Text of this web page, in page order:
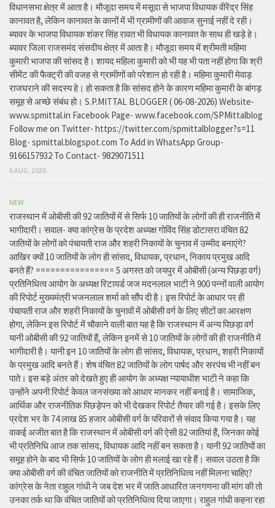
विधानसभा क्षेत्र में आता है। मौजूदा समय में मसूदा से भाजपा विधायक वीरेंद्र सिंह
कानावत है, लेकिन कानावत के कानों में भी ग्रामीणों की आवाज सुनाई नहीं दे रही।
ब्यावर के भाजपा विधायक शंकर सिंह रावत भी विधायक कानावत के साथ ही खड़े हे।
ब्यावर जिला राजसमंद संसदीय क्षेत्र में आता है। मौजूदा समय में श्रीमती महिमा
कुमारी भाजपा की सांसद है। शायद महिला कुमारी को भी यह भी पता नहीं होगा कि श्री
सीमेंट की फैक्ट्री की वजह से ग्रामीणों को परेशान हो रही है। महिमा कुमारी मेवाड़
राजघराने की सदस्य हे। हो सकता है कि सांसद होने के कारण महिमा कुमारी के बांगड़
समूह से अच्छे संबंध हो। S.P.MITTAL BLOGGER ( 06-08-2026) Website-
www.spmittal.in Facebook Page- www.facebook.com/SPMittalblog
Follow me on Twitter- https://twitter.com/spmittalblogger?s=11
Blog- spmittal.blogspot.com To Add in WhatsApp Group-
9166157932 To Contact- 9829071511
6 AUG, 2026
NEW
राजस्थान में ओबीसी की 92 जातियों में से सिर्फ 10 जातियों के लोगों की ही राजनीति में
भागीदारी। सवाल- क्या कांग्रेस के प्रदेश अध्यक्ष गोविंद सिंह डोटासरा वंचित 82
जातियों के लोगों को पंचायती राज और शहरी निकायों के चुनाव में उम्मीद बनाएंगे?
आखिर क्यों 10 जातियों के लोग ही सांसद, विधायक, प्रधान, निकाय प्रमुख आदि
बनते हैं? ================ 5 अगस्त को जयपुर में ओबीसी (अन्य पिछड़ा वर्ग)
प्रतिनिधित्व आयोग के अध्यक्ष रिटायर्ड जज मदनलाल भाटी ने 900 पन्नों वाली आयोग
की रिपोर्ट मुख्यमंत्री भजनलाल शर्मा को सौंप दी है। इस रिपोर्ट के आधार पर ही
पंचायती राज और शहरी निकायों के चुनावों में ओबीसी वर्ग के लिए सीटों का आरक्षण
होगा, लेकिन इस रिपोर्ट में चौकाने वाली बात यह है कि राजस्थान में अन्य पिछड़ा वर्ग
यानी ओबीसी की 92 जातियों हैं, लेकिन इनमें से 10 जातियों के लोगों की ही राजनीति में
भागीदारी है। यानी इन 10 जातियों के लोग ही सांसद, विधायक, प्रधान, शहरी निकायों
के प्रमुख आदि बनते हैं। शेष वंचित 82 जातियों के लोग पार्षद और सरपंच भी नहीं बन
पाते। इस बड़े अंतर को देखते हुए ही आयोग के अध्यक्ष न्यायाधीश भाटी ने कहा कि
उन्होंने अपनी रिपोर्ट केवल जनसंख्या को आधार मानकर नहीं बनाई है। सामाजिक,
आर्थिक और राजनीतिक पिछड़ेपन को भी देखकर रिपोर्ट तैयार की गई है। इसके लिए
प्रदेश भर के 74 लाख 85 हजार ओबीसी वर्ग के परिवारों से संवाद किया गया है। यह
वाकई अजीत बात है कि राजस्थान में ओबीसी वर्ग की ऐसी 82 जातियां हैं, जिनका कोई
भी प्रतिनिधि आज तक सांसद, विधायक आदि नहीं बन सकता है। यानी 92 जातियों का
समूह होने के बाद भी सिर्फ 10 जातियों के लोग ही मलाई खा रहे हैं। सवाल उठता है कि
क्या ओबीसी वर्ग की वंचित जातियों को राजनीति में प्रतिनिधित्व नहीं मिलना चाहिए?
कांग्रेस के नेता राहुल गांधी ने जब देश भर में जाति आधारित जनगणना की मांग की तो
उनका तर्क था कि वंचित जातियों को प्रतिनिधित्व दिया जाएगा। राहुल गांधी कहना रहा